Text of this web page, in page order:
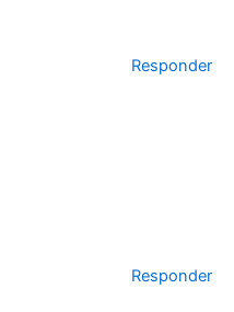
Responder
Responder